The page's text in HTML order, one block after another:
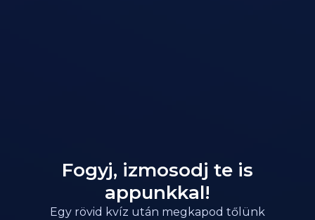
Fogyj, izmosodj te is
appunkkal!
Egy rövid kvíz után megkapod tőlünk